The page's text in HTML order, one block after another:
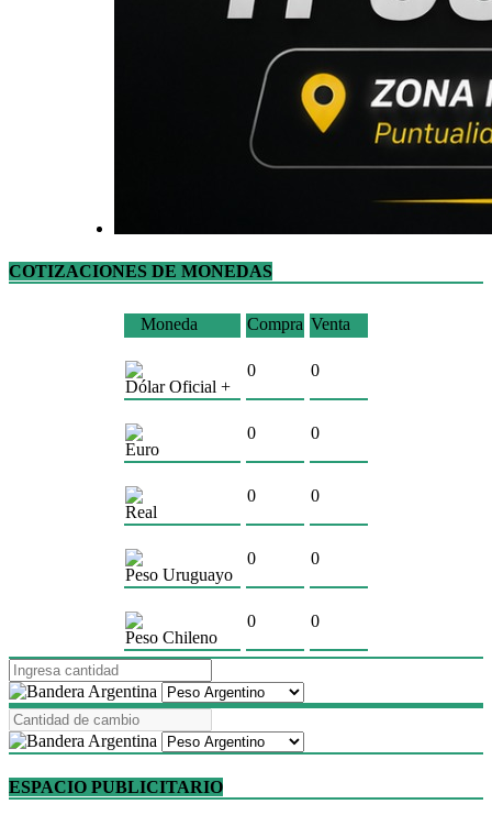
COTIZACIONES DE MONEDAS
Moneda Compra Venta
Dólar Oficial +
0 0
Euro
0 0
Real
0 0
Peso Uruguayo
0 0
Peso Chileno
0 0
ESPACIO PUBLICITARIO